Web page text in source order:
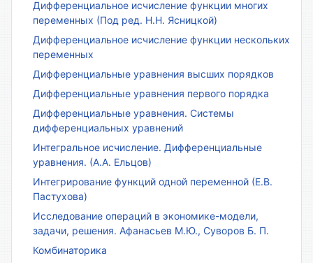
Дифференциальное исчисление функции многих
переменных (Под ред. Н.Н. Ясницкой)
Дифференциальное исчисление функции нескольких
переменных
Дифференциальные уравнения высших порядков
Дифференциальные уравнения первого порядка
Дифференциальные уравнения. Системы
дифференциальных уравнений
Интегральное исчисление. Дифференциальные
уравнения. (А.А. Ельцов)
Интегрирование функций одной переменной (Е.В.
Пастухова)
Исследование операций в экономике-модели,
задачи, решения. Афанасьев М.Ю., Суворов Б. П.
Комбинаторика